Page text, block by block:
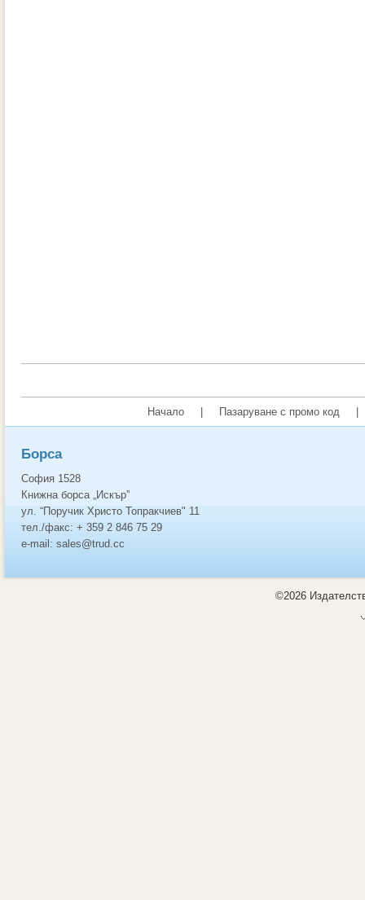
Начало Пазаруване с промо код
Борса
София 1528
Книжна борса „Искър”
ул. “Поручик Христо Топракчиев" 11
тел./факс: + 359 2 846 75 29
e-mail: sales@trud.cc
©2026